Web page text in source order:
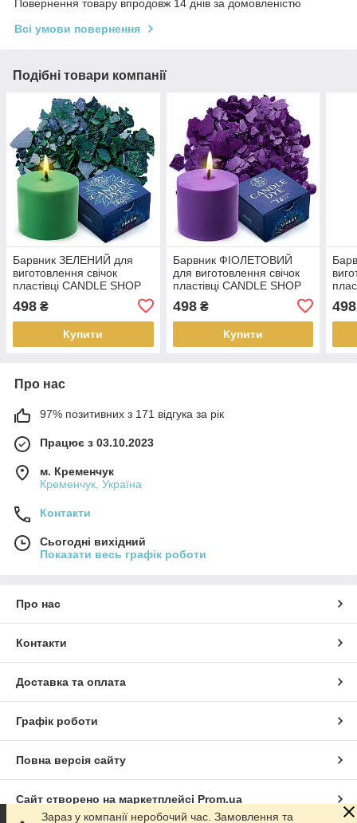
Повернення товару впродовж 14 днів за домовленістю
Всі умови повернення
Подібні товари компанії
Барвник ЗЕЛЕНИЙ для
виготовлення свічок
пластівці CANDLE SHOP
498 ₴
Купити
Барвник ФІОЛЕТОВИЙ
для виготовлення свічок
пластівці CANDLE SHOP
498₴
Купити
498
Про нас
97% позитивних з 171 відгука за рік
Працює з 03.10.2023
м. Кременчук
Кременчук, Україна
Контакти
Сьогодні вихідний
Показати весь графік роботи
Про нас
Контакти
Доставка та оплата
Графік роботи
Повна версія сайту
Сайт створено на маркетплейсі Prom.ua
Зараз у компанії неробочий час. Замовлення та